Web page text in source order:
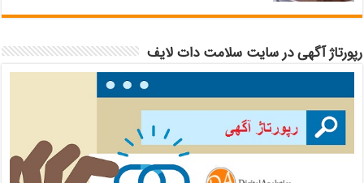
رپورتاژ آگهی در سایت سلامت دات لایف